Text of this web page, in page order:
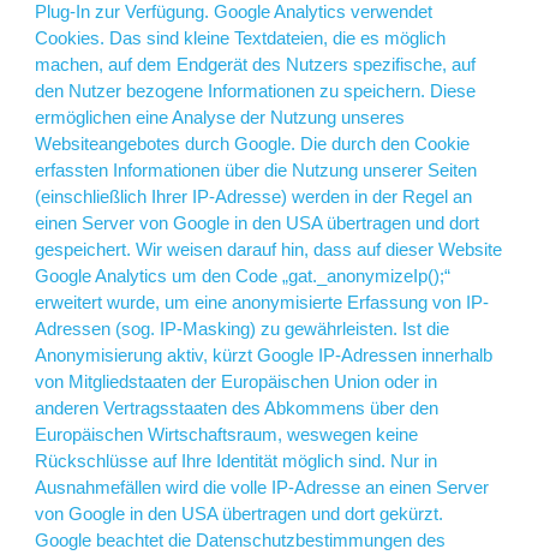
Plug-In zur Verfügung. Google Analytics verwendet
Cookies. Das sind kleine Textdateien, die es möglich
machen, auf dem Endgerät des Nutzers spezifische, auf
den Nutzer bezogene Informationen zu speichern. Diese
ermöglichen eine Analyse der Nutzung unseres
Websiteangebotes durch Google. Die durch den Cookie
erfassten Informationen über die Nutzung unserer Seiten
(einschließlich Ihrer IP-Adresse) werden in der Regel an
einen Server von Google in den USA übertragen und dort
gespeichert. Wir weisen darauf hin, dass auf dieser Website
Google Analytics um den Code „gat._anonymizeIp();“
erweitert wurde, um eine anonymisierte Erfassung von IP-
Adressen (sog. IP-Masking) zu gewährleisten. Ist die
Anonymisierung aktiv, kürzt Google IP-Adressen innerhalb
von Mitgliedstaaten der Europäischen Union oder in
anderen Vertragsstaaten des Abkommens über den
Europäischen Wirtschaftsraum, weswegen keine
Rückschlüsse auf Ihre Identität möglich sind. Nur in
Ausnahmefällen wird die volle IP-Adresse an einen Server
von Google in den USA übertragen und dort gekürzt.
Google beachtet die Datenschutzbestimmungen des